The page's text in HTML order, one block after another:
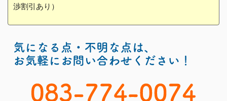
渉割引あり）